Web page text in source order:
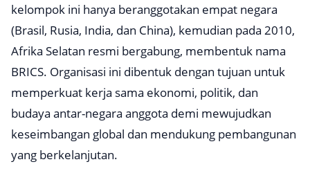
kelompok ini hanya beranggotakan empat negara
(Brasil, Rusia, India, dan China), kemudian pada 2010,
Afrika Selatan resmi bergabung, membentuk nama
BRICS. Organisasi ini dibentuk dengan tujuan untuk
memperkuat kerja sama ekonomi, politik, dan
budaya antar-negara anggota demi mewujudkan
keseimbangan global dan mendukung pembangunan
yang berkelanjutan.